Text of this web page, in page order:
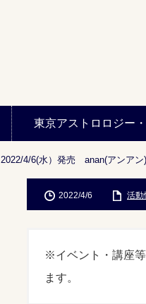
東京アストロロジー
2022/4/6(水）発売 anan(アンアン
2022/4/6 活動
※イベント・講座
ます。